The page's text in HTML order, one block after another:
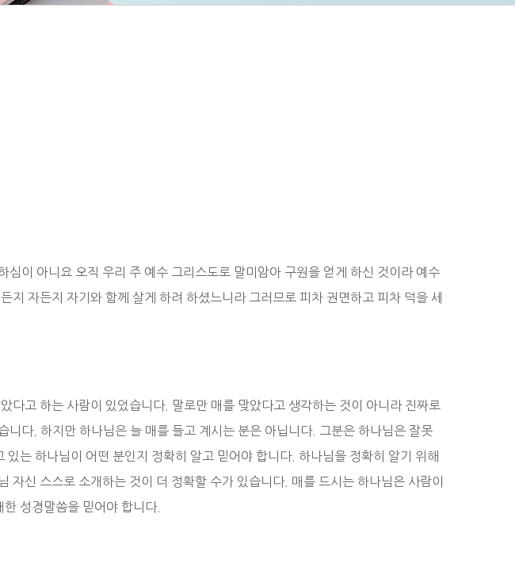
심이 아니요 오직 우리 주 예수 그리스도로 말미암아 구원을 얻게 하신 것이라 예수
지 자든지 자기와 함께 살게 하려 하셨느니라 그러므로 피차 권면하고 피차 덕을 세
다고 하는 사람이 있었습니다. 말로만 매를 맞았다고 생각하는 것이 아니라 진짜로
니다. 하지만 하나님은 늘 매를 들고 계시는 분은 아닙니다. 그분은 하나님은 잘못
있는 하나님이 어떤 분인지 정확히 알고 믿어야 합니다. 하나님을 정확히 알기 위해
자신 스스로 소개하는 것이 더 정확할 수가 있습니다. 매를 드시는 하나님은 사람이
성경말씀을 믿어야 합니다.